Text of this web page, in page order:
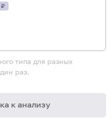
₽
типа для разных
раз.
к анализу